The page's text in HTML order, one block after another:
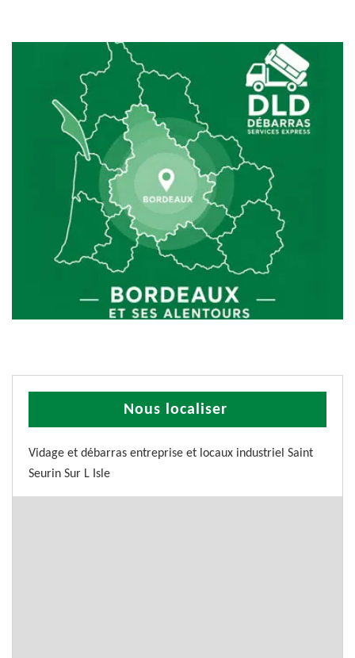
Nous localiser
Vidage et débarras entreprise et locaux industriel Saint
Seurin Sur L Isle